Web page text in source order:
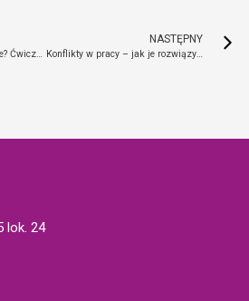
Jak pokochać samą siebie? Ćwiczenia, które zmienią Twoje życie
NASTĘPNY
Konflikty w pracy – jak je rozwiązywać i wykorzystywać ich zalety
lok. 24